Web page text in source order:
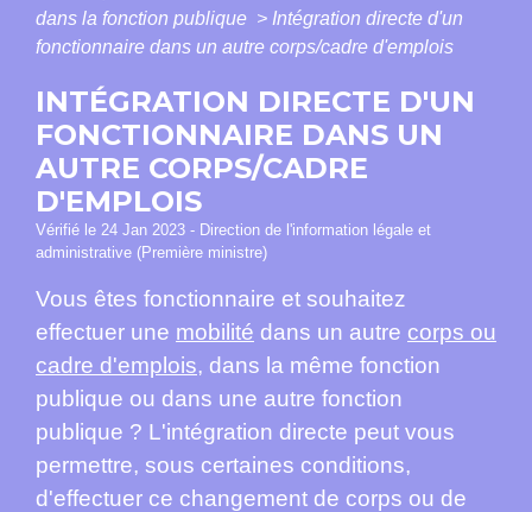
dans la fonction publique > Intégration directe d'un
fonctionnaire dans un autre corps/cadre d'emplois
INTÉGRATION DIRECTE D'UN
FONCTIONNAIRE DANS UN
AUTRE CORPS/CADRE
D'EMPLOIS
Vérifié le 24 Jan 2023 - Direction de l'information légale et
administrative (Première ministre)
Vous êtes fonctionnaire et souhaitez
effectuer une mobilité dans un autre corps ou
cadre d'emplois, dans la même fonction
publique ou dans une autre fonction
publique ? L'intégration directe peut vous
permettre, sous certaines conditions,
d'effectuer ce changement de corps ou de